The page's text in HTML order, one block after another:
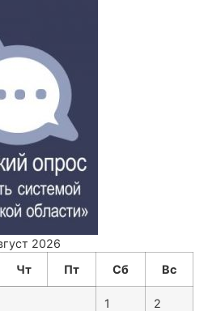
2026
Чт Пт Сб Вс
1 2